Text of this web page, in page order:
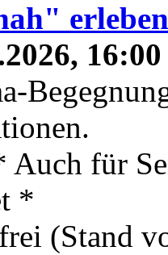
erleben
für
*
(Stand